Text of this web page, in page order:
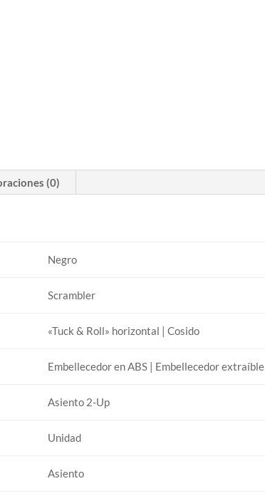
(0)
Negro
Scrambler
«Tuck & Roll» horizontal | Cosido
Embellecedor en ABS | Embellecedor extraíble
Asiento 2-Up
Unidad
Asiento